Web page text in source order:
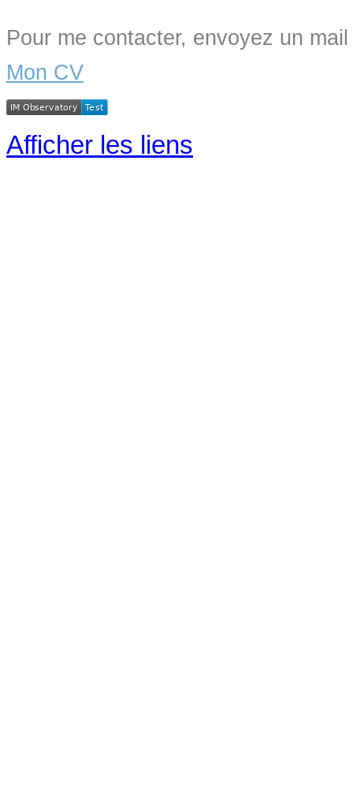
Pour me contacter, envoyez un
Mon CV
Afficher les liens